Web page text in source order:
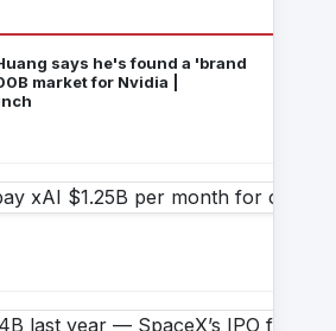
says he's found a 'brand
market for Nvidia |